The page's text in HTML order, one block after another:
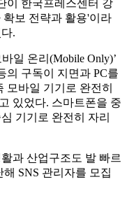
이 한국프레스센터 강
보 전략과 활용'이라
.
일 온리(Mobile Only)’
의 구독이 지면과 PC를
모바일 기기로 완전히
있었다. 스마트폰을 중
기기로 완전히 자리
과 산업구조도 발 빠르
SNS 관리자를 모집